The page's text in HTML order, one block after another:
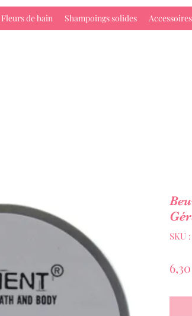
Fleurs de bain Shampoings solides
SKU